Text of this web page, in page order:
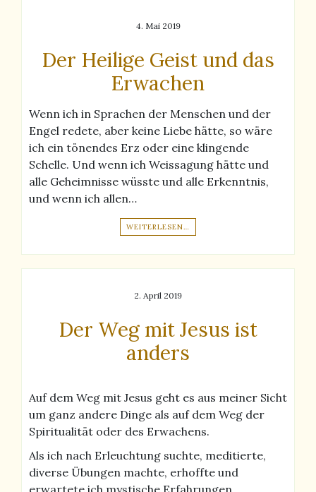
4. Mai 2019
Der Heilige Geist und das
Erwachen
Wenn ich in Sprachen der Menschen und der
Engel redete, aber keine Liebe hätte, so wäre
ich ein tönendes Erz oder eine klingende
Schelle. Und wenn ich Weissagung hätte und
alle Geheimnisse wüsste und alle Erkenntnis,
und wenn ich allen…
WEITERLESEN…
2. April 2019
Der Weg mit Jesus ist
anders
Auf dem Weg mit Jesus geht es aus meiner Sicht
um ganz andere Dinge als auf dem Weg der
Spiritualität oder des Erwachens.
Als ich nach Erleuchtung suchte, meditierte,
diverse Übungen machte, erhoffte und